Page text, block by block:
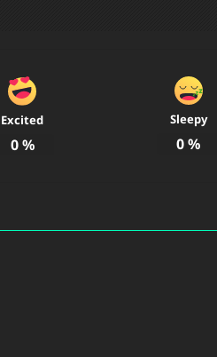
Excited
0%
Sleepy
0%